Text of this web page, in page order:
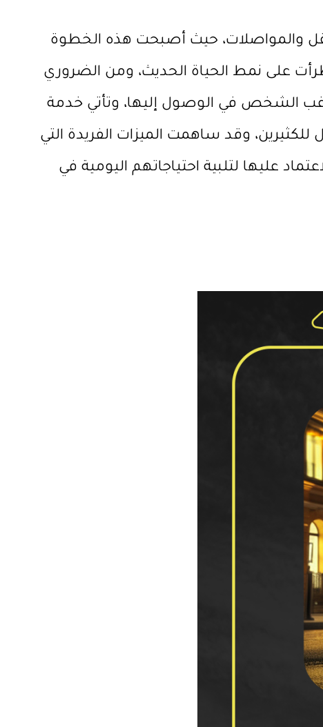
والمواصلات، حيث أصبحت هذه الخطوة
طرأت على نمط الحياة الحديث، ومن الضروري
الشخص في الوصول إليها، وتأتي خدمة
للكثيرين، وقد ساهمت الميزات الفريدة التي
عليها لتلبية احتياجاتهم اليومية في